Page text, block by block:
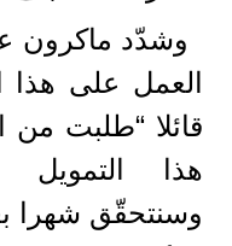
وشدّد ماكرون
العمل على هذا
قائلا “طلبت من
هذا التمويل
وسنتحقّق شهرا